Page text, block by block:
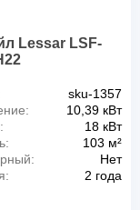
Lessar LSF-
sku-1357
10,39 кВт
18 кВт
103 м²
Нет
2 года